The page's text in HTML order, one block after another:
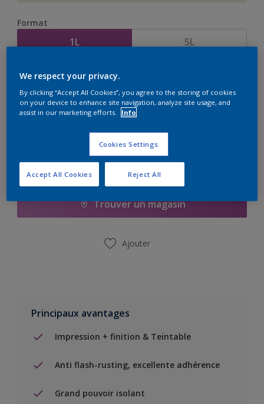
Format
1L 5L
Quantité Calculateur de peinture
Calculer
Ajouter à la liste d’achats
Trouver un magasin
Ajouter
Principaux avantages
Impression + finition & Teintable
Anti flash-rusting, excellente adhérence
Grand pouvoir isolant
We respect your privacy.
By clicking “Accept All Cookies”, you agree to the storing of cookies
on your device to enhance site navigation, analyze site usage, and
assist in our marketing efforts.
Info
Cookies Settings
Reject All
Accept All Cookies